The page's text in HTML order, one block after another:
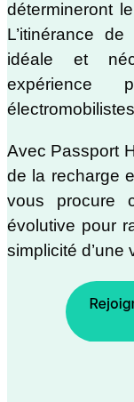
détermineront
L’itinérance
idéale et
Avec Passport
de la recharge
vous procure
évolutive pour
simplicité d’une